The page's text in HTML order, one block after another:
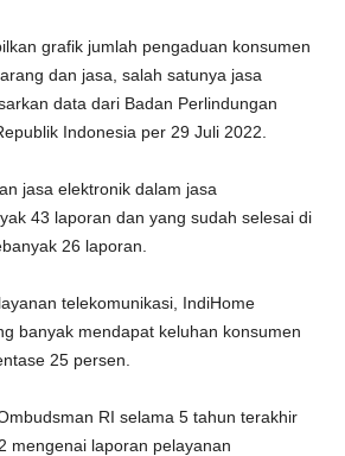
grafik jumlah pengaduan konsumen
dan jasa, salah satunya jasa
data dari Badan Perlindungan
Indonesia per 29 Juli 2022.
jasa elektronik dalam jasa
43 laporan dan yang sudah selesai di
26 laporan.
telekomunikasi, IndiHome
banyak mendapat keluhan konsumen
25 persen.
RI selama 5 tahun terakhir
mengenai laporan pelayanan